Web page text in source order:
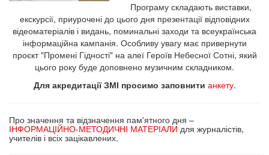
Програму складають виставки,
екскурсії, приурочені до цього дня презентації відповідних
відеоматеріалів і видань, поминальні заходи та всеукраїнська
інформаційна кампанія. Особливу увагу має привернути
проєкт "Промені Гідності" на алеї Героїв Небесної Сотні, який
цього року буде доповнено музичним складником.
Для акредитації ЗМІ просимо заповнити анкету.
Про значення та відзначення пам'ятного дня –
ІНФОРМАЦІЙНО-МЕТОДИЧНІ МАТЕРІАЛИ для журналістів,
учителів і всіх зацікавлених.